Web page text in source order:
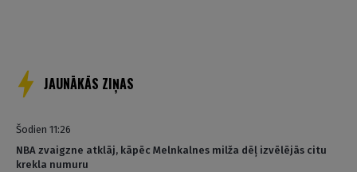
JAUNĀKĀS ZIŅAS
Šodien 11:26
NBA zvaigzne atklāj, kāpēc Melnkalnes milža dēļ izvēlējās citu
krekla numuru